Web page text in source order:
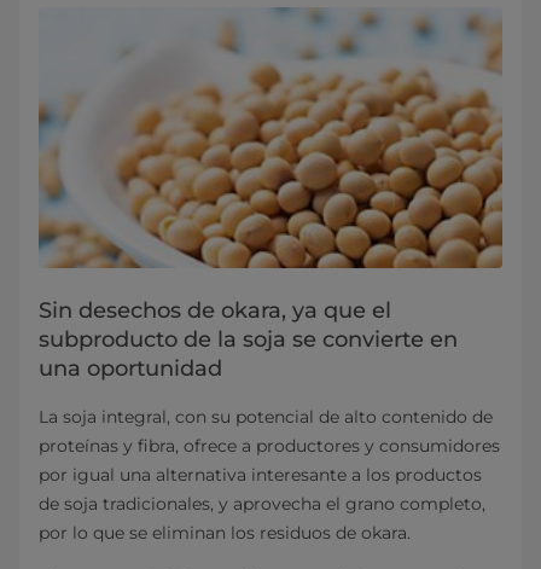
Sin desechos de okara, ya que el
subproducto de la soja se convierte en
una oportunidad
La soja integral, con su potencial de alto contenido de
proteínas y fibra, ofrece a productores y consumidores
por igual una alternativa interesante a los productos
de soja tradicionales, y aprovecha el grano completo,
por lo que se eliminan los residuos de okara.